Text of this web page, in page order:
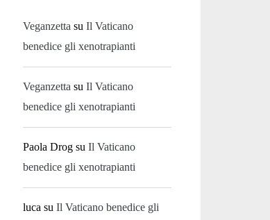
Veganzetta suIl Vaticano
benedice gli xenotrapianti
Veganzetta suIl Vaticano
benedice gli xenotrapianti
Paola Drog suIl Vaticano
benedice gli xenotrapianti
luca suIl Vaticano benedice gli